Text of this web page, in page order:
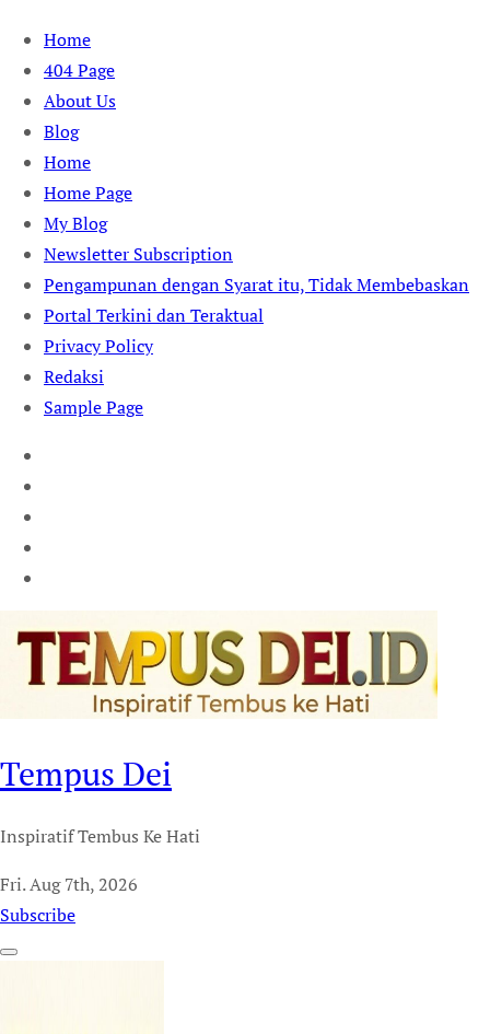
Skip
content
Home
404 Page
About Us
Blog
Home
Home Page
My Blog
Newsletter Subscription
Pengampunan dengan Syarat itu, Tidak Membebaskan
Portal Terkini dan Teraktual
Privacy Policy
Redaksi
Sample Page
Tempus Dei
Inspiratif Tembus Ke Hati
Fri. Aug 7th, 2026
Subscribe